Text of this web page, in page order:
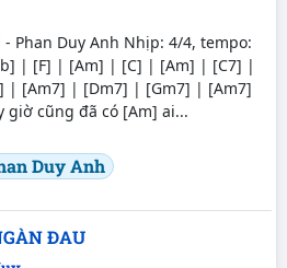
- Phan Duy Anh Nhịp: 4/4, tempo:
| [F] | [Am] | [C] | [Am] | [C7] |
| [Am7] | [Dm7] | [Gm7] | [Am7]
cũng đã có [Am] ai...
Duy Anh
ĐAU